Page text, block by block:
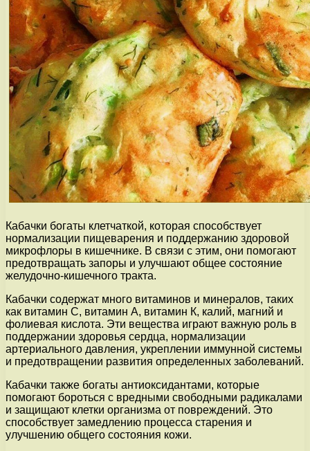
Кабачки богаты клетчаткой, которая способствует
нормализации пищеварения и поддержанию здоровой
микрофлоры в кишечнике. В связи с этим, они помогают
предотвращать запоры и улучшают общее состояние
желудочно-кишечного тракта.
Кабачки содержат много витаминов и минералов, таких
как витамин С, витамин А, витамин К, калий, магний и
фолиевая кислота. Эти вещества играют важную роль в
поддержании здоровья сердца, нормализации
артериального давления, укреплении иммунной системы
и предотвращении развития определенных заболеваний.
Кабачки также богаты антиоксидантами, которые
помогают бороться с вредными свободными радикалами
и защищают клетки организма от повреждений. Это
способствует замедлению процесса старения и
улучшению общего состояния кожи.